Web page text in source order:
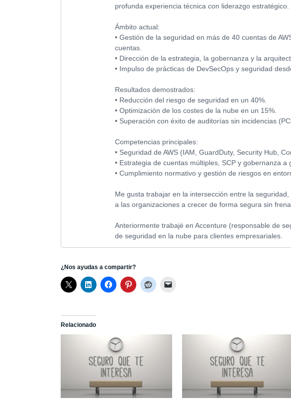
profunda experiencia técnica con liderazgo estratégico.
Ámbito actual:
• Gestión de la seguridad en más de 40 cuentas de
cuentas.
• Dirección de la estrategia, la gobernanza y la
• Impulso de prácticas de DevSecOps y seguridad
Resultados demostrados:
• Reducción del riesgo de seguridad en un 40%.
• Optimización de los costes de la nube en un 15%.
• Superación con éxito de auditorías sin incidencias
Competencias principales:
• Seguridad de AWS (IAM, GuardDuty, Security Hub,
• Estrategia de cuentas múltiples, SCP y gobernanza a
• Cumplimiento normativo y gestión de riesgos en
Me gusta trabajar en la intersección entre la
a las organizaciones a crecer de forma segura sin
Anteriormente trabajé en Accenture (responsable de
de seguridad en la nube para clientes empresariales.
¿Nos ayudas a compartir?
Relacionado